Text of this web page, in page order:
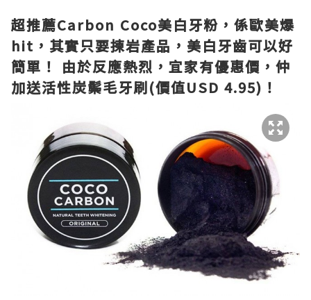
超推薦Carbon Coco美白牙粉，係歐美爆
hit，其實只要揀岩產品，美白牙齒可以好
簡單！ 由於反應熱烈，宜家有優惠價，仲
加送活性炭鬃毛牙刷(價值USD 4.95)！